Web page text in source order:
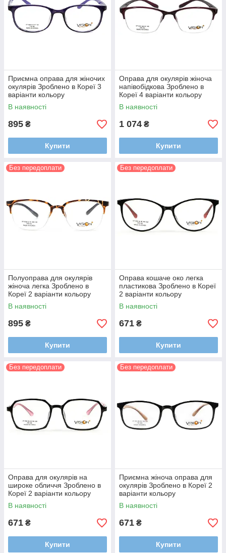
Приємна оправа для жіночих
окулярів Зроблено в Кореї 3
варіанти кольору
В наявності
895 ₴
Купити
Оправа для окулярів жіноча
напівобідкова Зроблено в
Кореї 4 варіанти кольору
В наявності
1 074 ₴
Купити
Без передоплати
Полуоправа для окулярів
жіноча легка Зроблено в
Кореї 2 варіанти кольору
В наявності
895 ₴
Купити
Без передоплати
Оправа кошаче око легка
пластикова Зроблено в Кореї
2 варіанти кольору
В наявності
671 ₴
Купити
Без передоплати
Оправа для окулярів на
широке обличчя Зроблено в
Кореї 2 варіанти кольору
В наявності
671 ₴
Купити
Без передоплати
Приємна жіноча оправа для
окулярів Зроблено в Кореї 2
варіанти кольору
В наявності
671 ₴
Купити